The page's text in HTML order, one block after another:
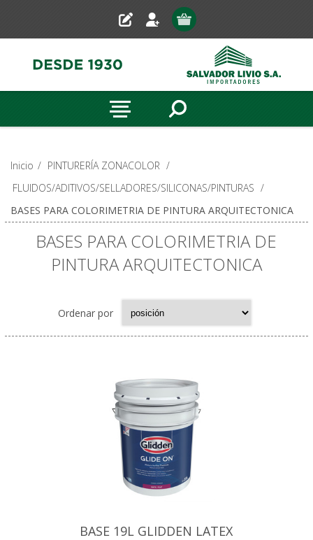
Inicio / PINTURERÍA ZONACOLOR /
FLUIDOS/ADITIVOS/SELLADORES/SILICONAS/PINTURAS /
BASES PARA COLORIMETRIA DE PINTURA ARQUITECTONICA
BASES PARA COLORIMETRIA DE
PINTURA ARQUITECTONICA
Ordenar por
BASE 19L GLIDDEN LATEX